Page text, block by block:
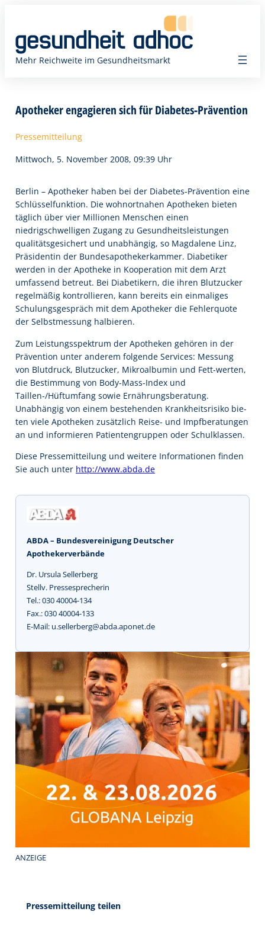
springen
Mehr Reichweite im Gesundheitsmarkt
Apotheker engagieren sich für Diabetes-Prävention
Pressemitteilung
Mittwoch, 5. November 2008, 09:39 Uhr
Berlin – Apotheker haben bei der Diabetes-Prävention eine
Schlüsselfunktion. Die wohnortnahen Apotheken bieten
täglich über vier Millionen Menschen einen
niedrigschwelligen Zugang zu Gesundheitsleistungen 
qualitätsgesichert und unabhängig, so Magdalene Linz,
Präsidentin der Bundesapothekerkammer. Diabetiker
werden in der Apotheke in Kooperation mit dem Arzt
umfassend betreut. Bei Diabetikern, die ihren Blutzucker
regelmäßig kontrollieren, kann bereits ein einmaliges
Schulungsgespräch mit dem Apotheker die Fehlerquote
der Selbstmessung halbieren.
Zum Leistungsspektrum der Apotheken gehören in der
Prävention unter anderem folgende Services: Messung
von Blutdruck, Blutzucker, Mikroalbumin und Fett-werten,
die Bestimmung von Body-Mass-Index und
Taillen-/Hüftumfang sowie Ernährungsberatung.
Unabhängig von einem bestehenden Krankheitsrisiko bie-
ten viele Apotheken zusätzlich Reise- und Impfberatungen
an und informieren Patientengruppen oder Schulklassen.
Diese Pressemitteilung und weitere Informationen finden
Sie auch unter http://www.abda.de
ABDA – Bundesvereinigung Deutscher
Apothekerverbände
Dr. Ursula Sellerberg
Stellv. Pressesprecherin
Tel.: 030 40004-134
Fax.: 030 40004-133
E-Mail: u.sellerberg@abda.aponet.de
ANZEIGE
Pressemitteilung teilen